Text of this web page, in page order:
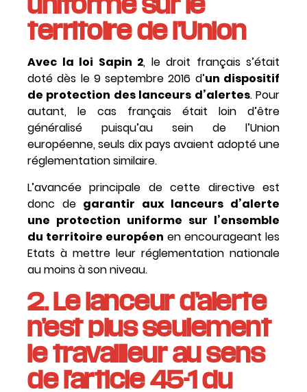
territoire de l’Union
Avec la loi Sapin 2, le droit français s’était
doté dès le 9 septembre 2016 d’un dispositif
de protection des lanceurs d’alertes. Pour
autant, le cas français était loin d’être
généralisé puisqu’au sein de l’Union
européenne, seuls dix pays avaient adopté une
réglementation similaire.
L’avancée principale de cette directive est
donc de garantir aux lanceurs d’alerte
une protection uniforme sur l’ensemble
du territoire européen en encourageant les
Etats à mettre leur réglementation nationale
au moins à son niveau.
2. Le lanceur d’alerte
n’est plus seulement
le travailleur au sens
de l’article 45-1 du